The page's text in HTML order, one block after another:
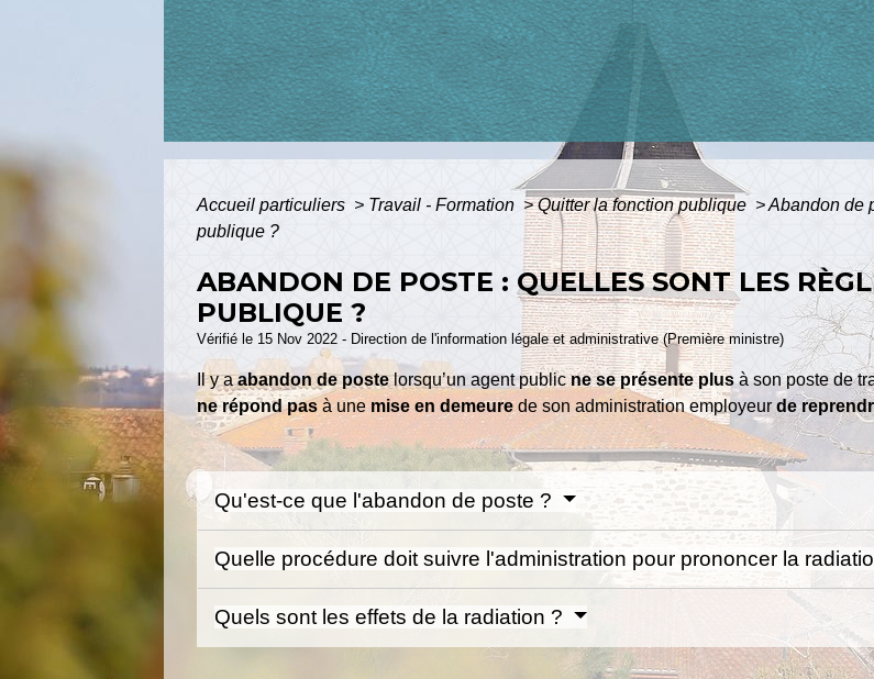
Accueil particuliers > Travail - Formation > Quitter la fonction publique > Abandon de
publique ?
ABANDON DE POSTE : QUELLES SONT LES
PUBLIQUE ?
Vérifié le 15 Nov 2022 - Direction de l'information légale et administrative (Première ministre)
Il y aabandon de postelorsqu’un agent publicne se présente plus à son poste de
ne répond pas à une mise en demeurede son administration employeurde
Qu'est-ce que l'abandon de poste ?
Quelle procédure doit suivre l'administration pour prononcer la
Quels sont les effets de la radiation ?